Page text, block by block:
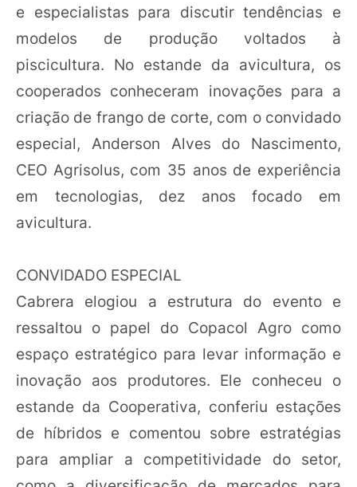
e especialistas para discutir tendências e
modelos de produção voltados à
piscicultura. No estande da avicultura, os
cooperados conheceram inovações para a
criação de frango de corte, com o convidado
especial, Anderson Alves do Nascimento,
CEO Agrisolus, com 35 anos de experiência
em tecnologias, dez anos focado em
avicultura.
CONVIDADO ESPECIAL
Cabrera elogiou a estrutura do evento e
ressaltou o papel do Copacol Agro como
espaço estratégico para levar informação e
inovação aos produtores. Ele conheceu o
estande da Cooperativa, conferiu estações
de híbridos e comentou sobre estratégias
para ampliar a competitividade do setor,